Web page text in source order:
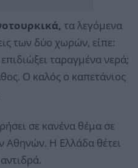
τα λεγόμενα
των δύο χωρών, είπε:
ταραγμένα νερά;
Ο καλός ο καπετάνιος
σε κανένα θέμα σε
Αθηνών. Η Ελλάδα θέτει